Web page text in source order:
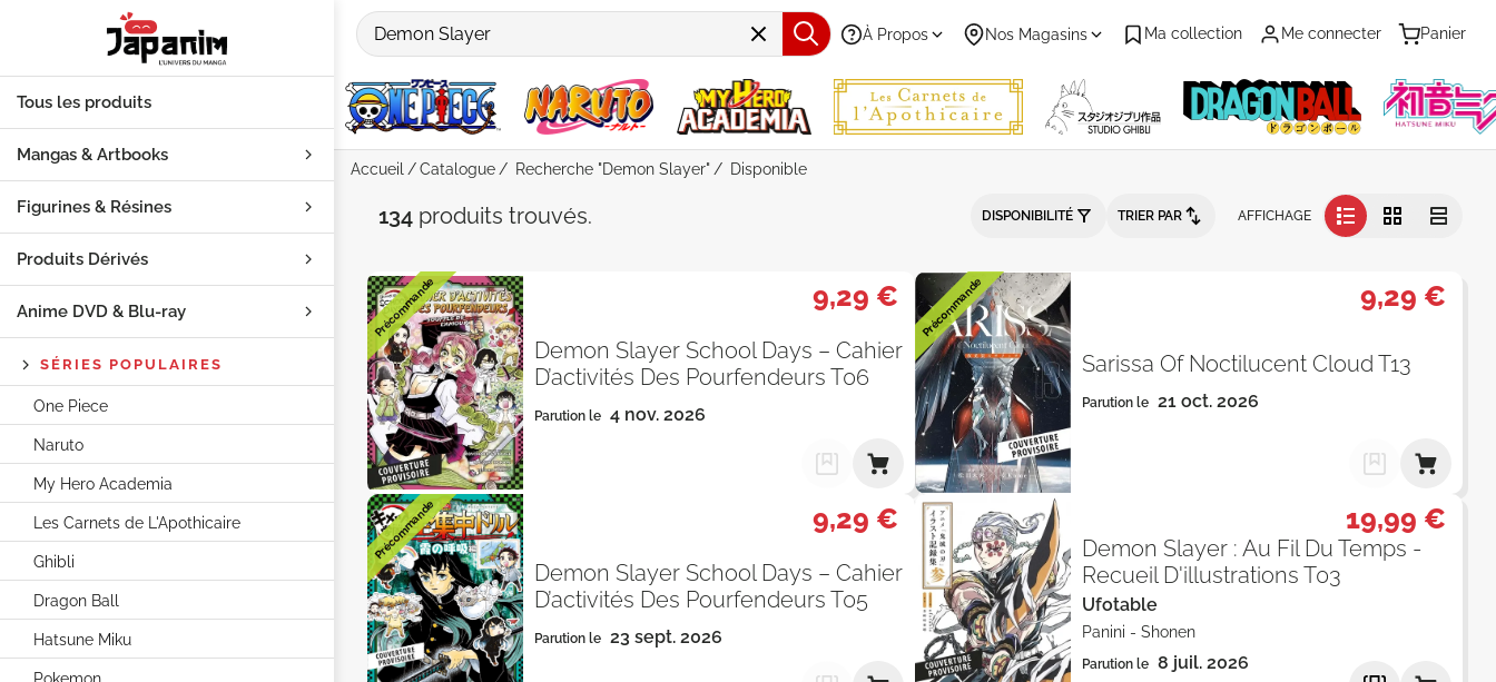
À Propos Nos Magasins Ma collection Me connecter Panier
Tous les produits
Mangas & Artbooks
Figurines & Résines
Produits Dérivés
Anime DVD & Blu‑ray
SÉRIES POPULAIRES
One Piece
Naruto
My Hero Academia
Les Carnets de L'Apothicaire
Ghibli
Dragon Ball
Hatsune Miku
Accueil Catalogue Recherche "Demon Slayer" Disponible
Recherche "Demon Slayer" - Disponible - Par Date de parution -
134 produits trouvés. DISPONIBILITÉ TRIER PAR AFFICHAGE
9,29 €
Demon Slayer School Days – Cahier
D’activités Des Pourfendeurs T06
Parution le 4 nov. 2026
Précommande 9,29 €
Sarissa Of Noctilucent Cloud T13
Parution le 21 oct. 2026
Précommande
9,29 €
Demon Slayer School Days – Cahier
D’activités Des Pourfendeurs T05
Parution le 23 sept. 2026
Précommande 19,99 €
Demon Slayer : Au Fil Du Temps -
Recueil D'illustrations T03
Ufotable
Panini - Shonen
Parution le 8 juil. 2026